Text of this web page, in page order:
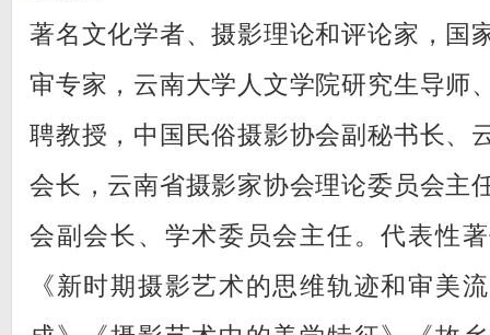
著名文化学者、摄影理论和评论家，国
审专家，云南大学人文学院研究生导师
聘教授，中国民俗摄影协会副秘书长、
会长，云南省摄影家协会理论委员会主
会副会长、学术委员会主任。代表性
《新时期摄影艺术的思维轨迹和审美